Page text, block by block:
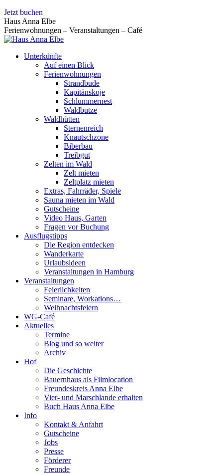
Zum
Inhalt
springen
Jetzt buchen
Haus Anna Elbe
Ferienwohnungen – Veranstaltungen – Café
Unterkünfte
Auf einen Blick
Ferienwohnungen
Strandbude
Kapitänskoje
Schlummernest
Waldbutze
Waldhütten
Sternenreich
Knautschzone
Biberbau
Treibgut
Zelten im Wald
Zelt mieten
Zeltplatz mieten
Extras, Fahrräder, Spiele
Sauna mieten im Wald
Gutscheine
Video Haus, Garten
Fragen vor Buchung
Ausflugstipps
Die Region entdecken
Wanderkarte
Urlaubsideen
Veranstaltungen in Hamburg
Veranstaltungen
Feierlichkeiten
Seminare, Workations…
Weihnachtsfeiern
WG-Café
Aktuelles
Termine
Blog und so weiter
Archiv
Hof
Die Geschichte
Bauernhaus als Filmlocation
Freundeskreis Anna Elbe
Vier- und Marschlande erhalten
Buch Haus Anna Elbe
Info
Kontakt & Anfahrt
Gutscheine
Jobs
Presse
Förderer
Freunde